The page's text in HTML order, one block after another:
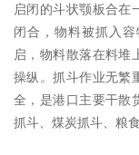
启闭的斗状颚板合在
闭合，物料被抓入
启，物料散落在料堆
操纵。抓斗作业无繁
全，是港口主要干散
抓斗、煤炭抓斗、粮